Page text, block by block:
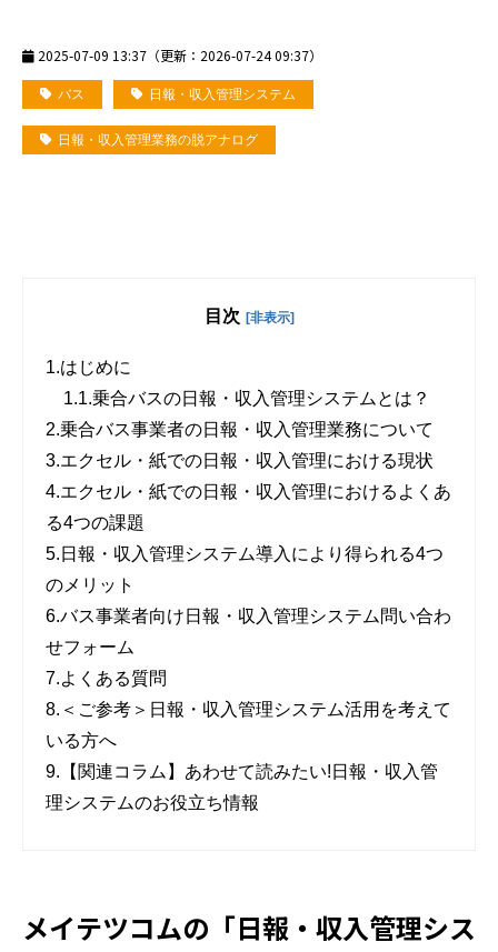
2025-07-09 13:37 （更新： 2026-07-24 09:37）
バス 日報・収入管理システム
日報・収入管理業務の脱アナログ
目次 [非表示]
1.はじめに
1.1.乗合バスの日報・収入管理システムとは？
2.乗合バス事業者の日報・収入管理業務について
3.エクセル・紙での日報・収入管理における現状
4.エクセル・紙での日報・収入管理におけるよくあ
る4つの課題
5. 日報・収入管理システム導入により得られる4つ
のメリット
6.バス事業者向け日報・収入管理システム問い合わ
せフォーム
7.よくある質問
8. ＜ご参考＞日報・収入管理システム活用を考えて
いる方へ
9. 【関連コラム】あわせて読みたい!日報・収入管
理システムのお役立ち情報
メイテツコムの「日報・収入管理シス